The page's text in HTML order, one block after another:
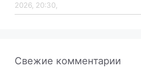
2026, 20:30,
Свежие комментарии